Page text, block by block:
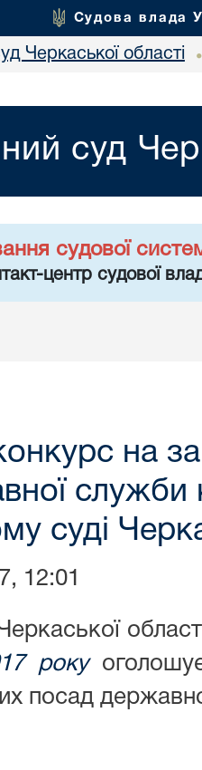
Судова влада
Черкаської області
суд
судової
центр судової
на
служби
суді
12:01
року
посад